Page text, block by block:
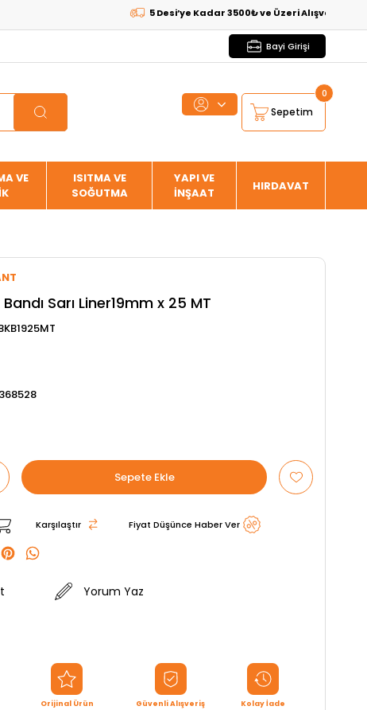
5 Desi’ye Kadar 3500₺ ve Üzeri Alışverişlerde
Bayi Girişi
Sepetim
0
VE
ISITMA VE
SOĞUTMA
YAPI VE
İNŞAAT
HIRDAVAT
Sarı Liner19mm x 25 MT
Karşılaştır Fiyat Düşünce Haber Ver
Yorum Yaz
Orijinal Ürün
Güvenli Alışveriş
Kolay İade